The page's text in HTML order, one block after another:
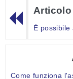
Articolo
È possibile
Come funziona